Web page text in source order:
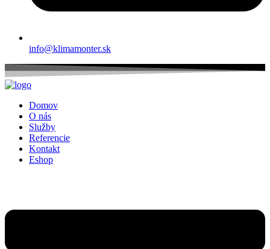
info@klimamonter.sk
Domov
O nás
Služby
Referencie
Kontakt
Eshop